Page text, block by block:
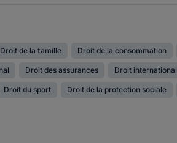
Droit de la famille Droit de la consommation
Droit des assurances Droit international
Droit du sport Droit de la protection sociale